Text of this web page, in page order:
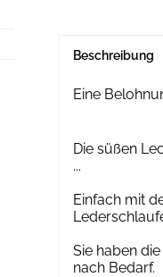
Beschreibung
Eine
Die süßen
...
Einfach mit
Sie haben
nach Bedarf.